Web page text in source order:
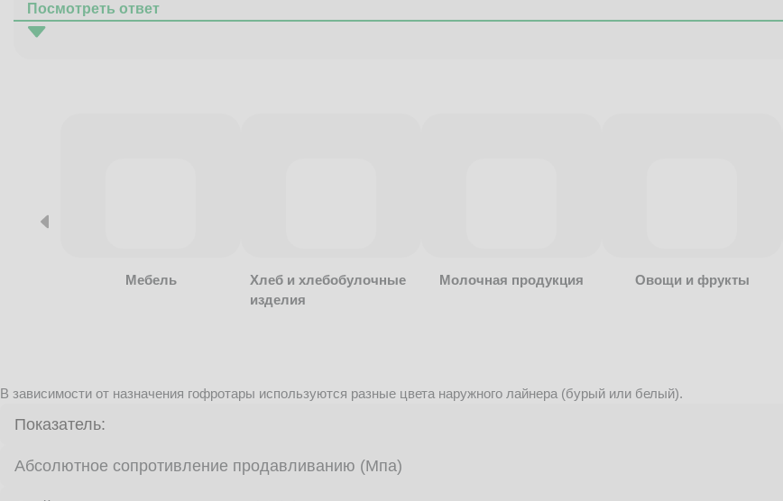
Посмотреть ответ
Мебель
Хлеб и хлебобулочные
изделия
Молочная продукция Овощи и фрукты
В зависимости от назначения гофротары используются разные цвета наружного лайнера (бурый или белый).
Показатель:
Абсолютное сопротивление продавливанию (Мпа)